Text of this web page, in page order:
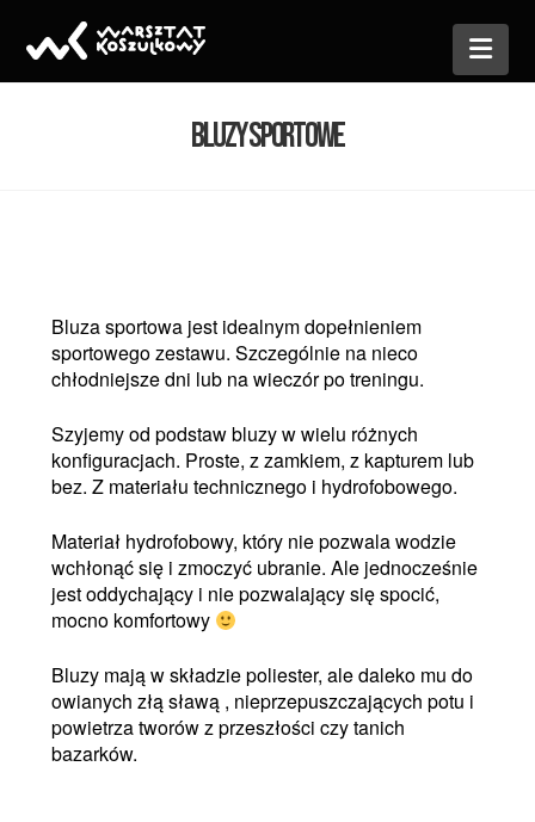
BLUZY SPORTOWE
Bluza sportowa jest idealnym dopełnieniem
sportowego zestawu. Szczególnie na nieco
chłodniejsze dni lub na wieczór po treningu.
Szyjemy od podstaw bluzy w wielu różnych
konfiguracjach. Proste, z zamkiem, z kapturem lub
bez. Z materiału technicznego i hydrofobowego.
Materiał hydrofobowy, który nie pozwala wodzie
wchłonąć się i zmoczyć ubranie. Ale jednocześnie
jest oddychający i nie pozwalający się spocić,
mocno komfortowy
Bluzy mają w składzie poliester, ale daleko mu do
owianych złą sławą , nieprzepuszczających potu i
powietrza tworów z przeszłości czy tanich
bazarków.